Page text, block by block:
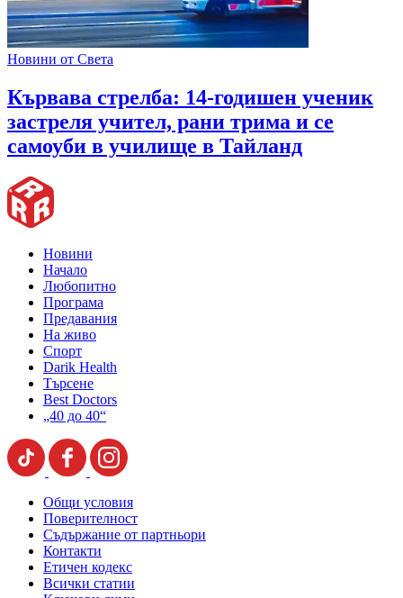
Новини от Света
Кървава стрелба: 14-годишен ученик
застреля учител, рани трима и се
самоуби в училище в Тайланд
Новини
Начало
Любопитно
Програма
Предавания
На живо
Спорт
Darik Health
Търсене
Best Doctors
„40 до 40“
Общи условия
Поверителност
Съдържание от партньори
Контакти
Етичен кодекс
Всички статии